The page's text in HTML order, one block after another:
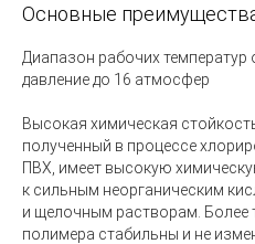
Основные
Диапазон рабочих температур
давление до 16 атмосфер
Высокая химическая
полученный в процессе
ПВХ, имеет высокую
к сильным неорганическим
и щелочным растворам. Более
полимера стабильны и не